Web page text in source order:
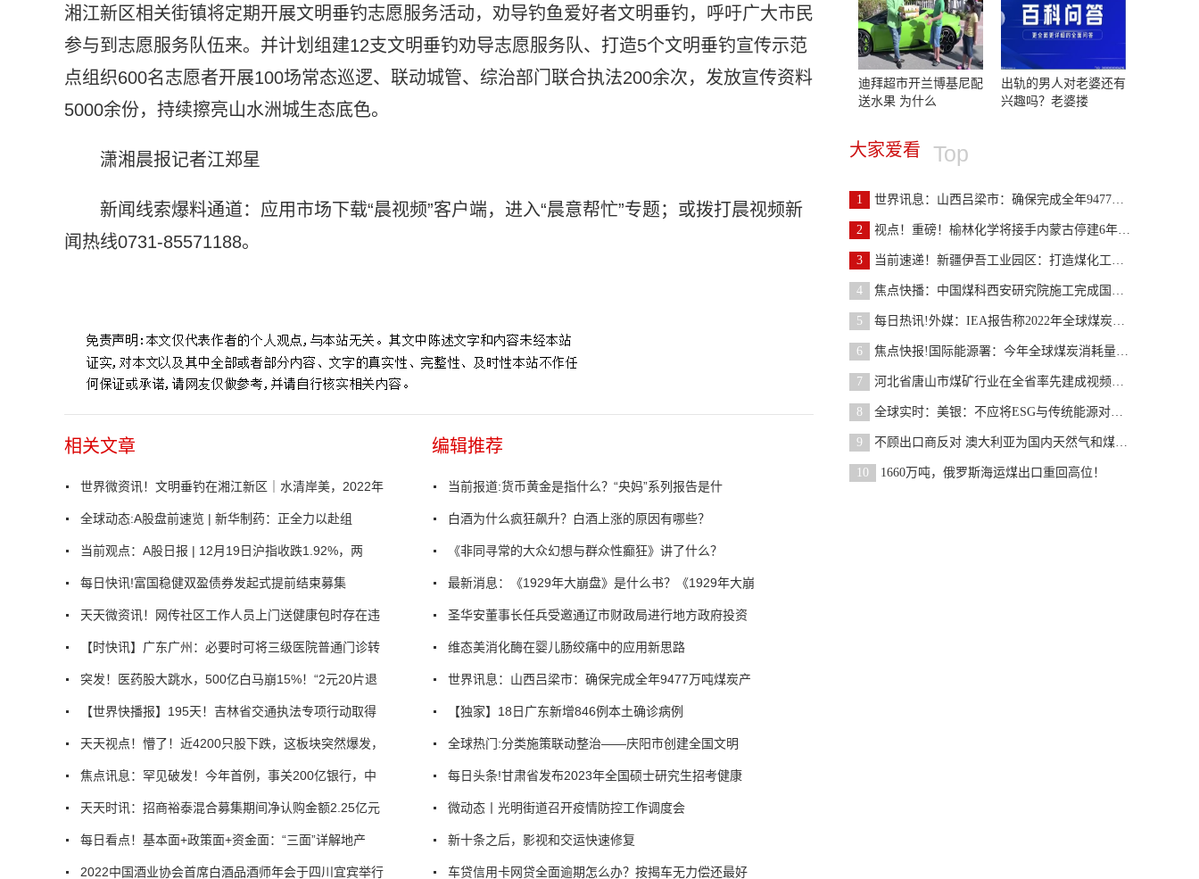
湘江新区相关街镇将定期开展文明垂钓志愿服务活动，劝导钓鱼爱好者文明垂钓，呼吁广大市民
参与到志愿服务队伍来。并计划组建12支文明垂钓劝导志愿服务队、打造5个文明垂钓宣传示范
点组织600名志愿者开展100场常态巡逻、联动城管、综治部门联合执法200余次，发放宣传资料
5000余份，持续擦亮山水洲城生态底色。
潇湘晨报记者江郑星
新闻线索爆料通道：应用市场下载“晨视频”客户端，进入“晨意帮忙”专题；或拨打晨视频新
闻热线0731-85571188。
相关文章
世界微资讯！文明垂钓在湘江新区｜水清岸美，2022年
全球动态:A股盘前速览 | 新华制药：正全力以赴组
当前观点：A股日报 | 12月19日沪指收跌1.92%，两
每日快讯!富国稳健双盈债券发起式提前结束募集
天天微资讯！网传社区工作人员上门送健康包时存在违
【时快讯】广东广州：必要时可将三级医院普通门诊转
突发！医药股大跳水，500亿白马崩15%！“2元20片退
【世界快播报】195天！吉林省交通执法专项行动取得
天天视点！懵了！近4200只股下跌，这板块突然爆发，
焦点讯息：罕见破发！今年首例，事关200亿银行，中
天天时讯：招商裕泰混合募集期间净认购金额2.25亿元
每日看点！基本面+政策面+资金面：“三面”详解地产
2022中国酒业协会首席白酒品酒师年会于四川宜宾举行
编辑推荐
当前报道:货币黄金是指什么？“央妈”系列报告是什
白酒为什么疯狂飙升？白酒上涨的原因有哪些？
《非同寻常的大众幻想与群众性癫狂》讲了什么？
最新消息：《1929年大崩盘》是什么书？《1929年大崩
圣华安董事长任兵受邀通辽市财政局进行地方政府投资
维态美消化酶在婴儿肠绞痛中的应用新思路
世界讯息：山西吕梁市：确保完成全年9477万吨煤炭产
【独家】18日广东新增846例本土确诊病例
全球热门:分类施策联动整治——庆阳市创建全国文明
每日头条!甘肃省发布2023年全国硕士研究生招考健康
微动态丨光明街道召开疫情防控工作调度会
新十条之后，影视和交运快速修复
车贷信用卡网贷全面逾期怎么办？按揭车无力偿还最好
迪拜超市开兰博基尼配
送水果 为什么
出轨的男人对老婆还有
兴趣吗？老婆搂
大家爱看 Top
1 世界讯息：山西吕梁市：确保完成全年9477万吨煤炭产
2 视点！重磅！榆林化学将接手内蒙古停建6年煤化工项
3 当前速递！新疆伊吾工业园区：打造煤化工产业重要基
4 焦点快播：中国煤科西安研究院施工完成国内最大水平
5 每日热讯!外媒：IEA报告称2022年全球煤炭消费量将创
6 焦点快报!国际能源署：今年全球煤炭消耗量或首次突
7 河北省唐山市煤矿行业在全省率先建成视频监控系统
8 全球实时：美银：不应将ESG与传统能源对立，未来10
9 不顾出口商反对 澳大利亚为国内天然气和煤炭价格设
10 1660万吨，俄罗斯海运煤出口重回高位！